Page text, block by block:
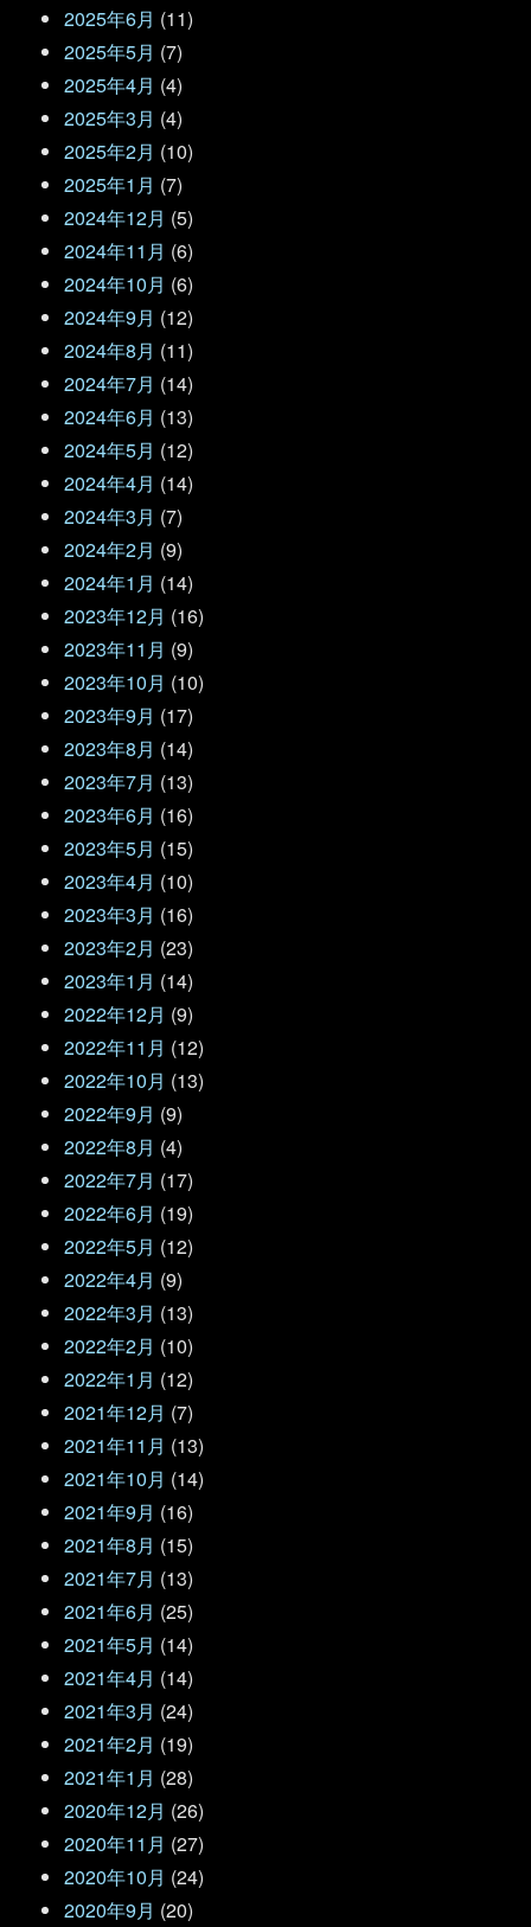
2025年6月 (11)
2025年5月 (7)
2025年4月 (4)
2025年3月 (4)
2025年2月 (10)
2025年1月 (7)
2024年12月 (5)
2024年11月 (6)
2024年10月 (6)
2024年9月 (12)
2024年8月 (11)
2024年7月 (14)
2024年6月 (13)
2024年5月 (12)
2024年4月 (14)
2024年3月 (7)
2024年2月 (9)
2024年1月 (14)
2023年12月 (16)
2023年11月 (9)
2023年10月 (10)
2023年9月 (17)
2023年8月 (14)
2023年7月 (13)
2023年6月 (16)
2023年5月 (15)
2023年4月 (10)
2023年3月 (16)
2023年2月 (23)
2023年1月 (14)
2022年12月 (9)
2022年11月 (12)
2022年10月 (13)
2022年9月 (9)
2022年8月 (4)
2022年7月 (17)
2022年6月 (19)
2022年5月 (12)
2022年4月 (9)
2022年3月 (13)
2022年2月 (10)
2022年1月 (12)
2021年12月 (7)
2021年11月 (13)
2021年10月 (14)
2021年9月 (16)
2021年8月 (15)
2021年7月 (13)
2021年6月 (25)
2021年5月 (14)
2021年4月 (14)
2021年3月 (24)
2021年2月 (19)
2021年1月 (28)
2020年12月 (26)
2020年11月 (27)
2020年10月 (24)
2020年9月 (20)